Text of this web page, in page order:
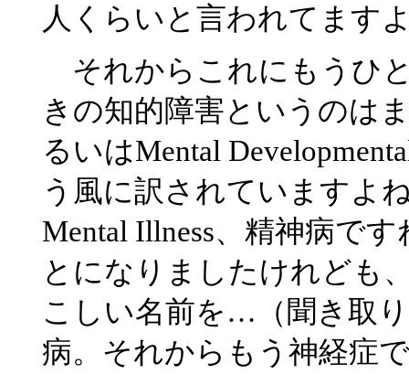
人くらいと言われてます
それからこれにもうひ
きの知的障害というのは
るいはMental
う風に訳されていますよ
Mental Illness、精神病で
とになりましたけれども
こしい名前を…（聞き取
病。それからもう神経症